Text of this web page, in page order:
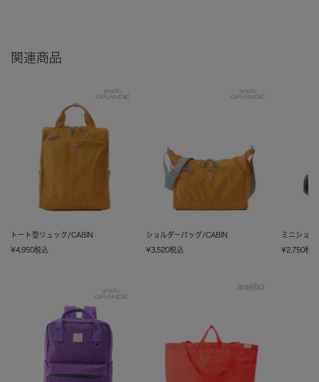
関連商品
トート型リュック/CABIN
¥4,950税込
ショルダーバッグ/CABIN
¥3,520税込
ミニショ
¥2,750税込